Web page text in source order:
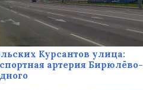
Курсантов улица:
артерия Бирюлёво-